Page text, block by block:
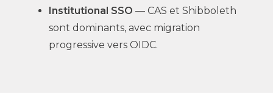
Institutional SSO — CAS et Shibboleth
sont dominants, avec migration
progressive vers OIDC.